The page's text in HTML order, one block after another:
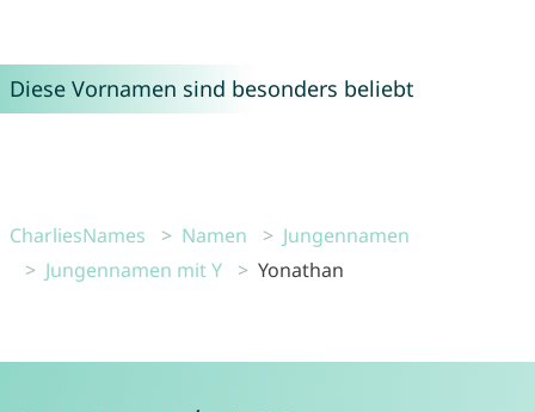
Diese Vornamen sind besonders beliebt
CharliesNames Namen
Jungennamen
Jungennamen mit Y
Yonathan